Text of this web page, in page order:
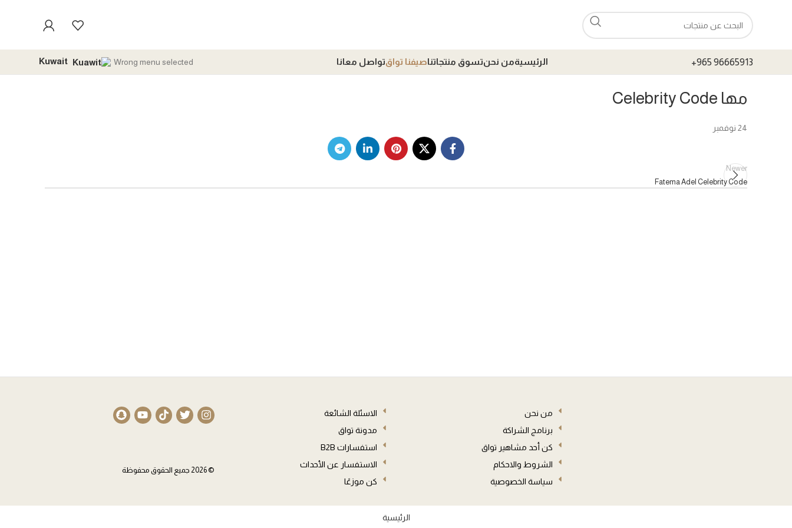
+965 96665913 الرئيسيةمن نحنتسوق منتجاتناصيفنا تواقتواصل معانا Wrong menu selected
مها Celebrity Code
24 نوفمبر
Newer
Fatema Adel Celebrity Code
من نحن
برنامج الشراكة
كن أحد مشاهير تواق
الشروط والاحكام
سياسة الخصوصية
الاسئلة الشائعة
مدونة تواق
استفسارات B2B
الاستفسار عن الأحداث
كن موزعًا
© 2026 جميع الحقوق محفوظة
الرئيسية